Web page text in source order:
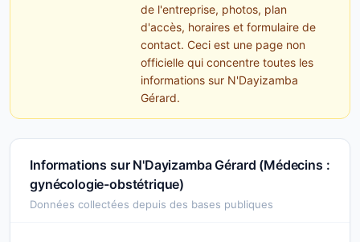
de l'entreprise, photos, plan
d'accès, horaires et formulaire de
contact. Ceci est une page non
officielle qui concentre toutes les
informations sur N'Dayizamba
Gérard.
Informations sur N'Dayizamba Gérard (Médecins :
gynécologie-obstétrique)
Données collectées depuis des bases publiques